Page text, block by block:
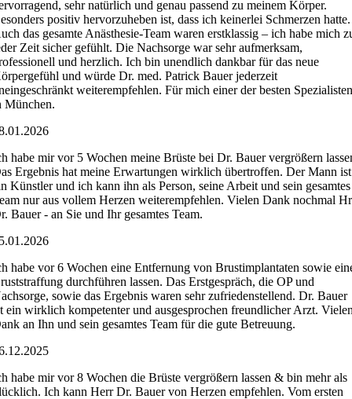
sehr natürlich und genau passend zu meinem Körper.
positiv hervorzuheben ist, dass ich keinerlei Schmerzen hatte.
das gesamte Anästhesie-Team waren erstklassig – ich habe mich
Zeit sicher gefühlt. Die Nachsorge war sehr aufmerksam,
und herzlich. Ich bin unendlich dankbar für das neue
und würde Dr. med. Patrick Bauer jederzeit
weiterempfehlen. Für mich einer der besten
München.
habe mir vor 5 Wochen meine Brüste bei Dr. Bauer vergrößern
Ergebnis hat meine Erwartungen wirklich übertroffen. Der Mann ist
Künstler und ich kann ihn als Person, seine Arbeit und sein gesamtes
nur aus vollem Herzen weiterempfehlen. Vielen Dank nochmal
Bauer - an Sie und Ihr gesamtes Team.
habe vor 6 Wochen eine Entfernung von Brustimplantaten sowie
durchführen lassen. Das Erstgespräch, die OP und
sowie das Ergebnis waren sehr zufriedenstellend. Dr. Bauer
ein wirklich kompetenter und ausgesprochen freundlicher Arzt.
an Ihn und sein gesamtes Team für die gute Betreuung.
habe mir vor 8 Wochen die Brüste vergrößern lassen & bin mehr als
Ich kann Herr Dr. Bauer von Herzen empfehlen. Vom ersten